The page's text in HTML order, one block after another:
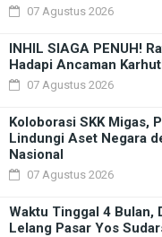
07 Agustus 2026
INHIL SIAGA PENUH!
Hadapi Ancaman
07 Agustus 2026
Koloborasi SKK Migas,
Lindungi Aset Negara
Nasional
07 Agustus 2026
Waktu Tinggal 4 Bulan,
Lelang Pasar Yos